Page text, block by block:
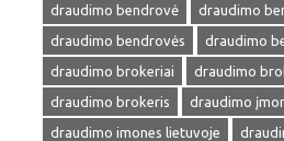
draudimo bendrovė
draudimo
draudimo bendrovės
draudimo
draudimo brokeriai
draudimo
draudimo brokeris
draudimo
draudimo imones lietuvoje